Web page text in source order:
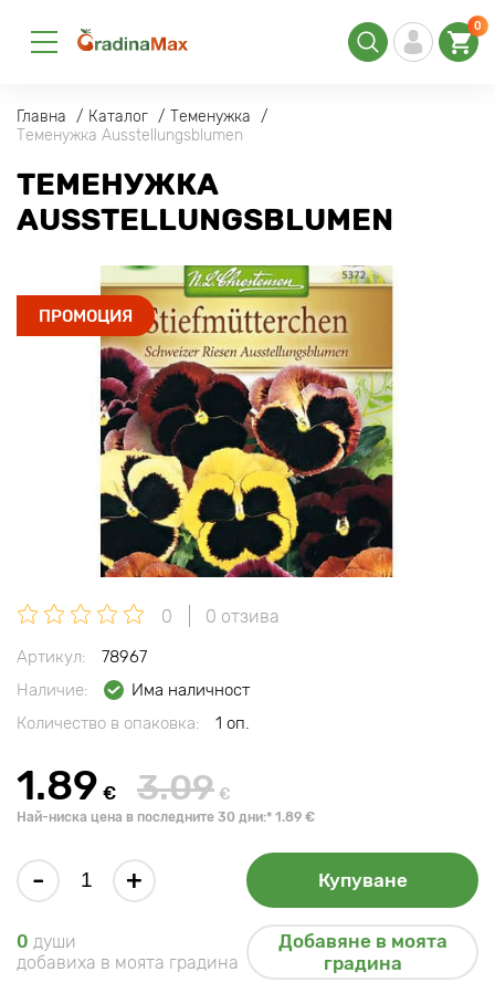
0
Главна Каталог
Теменужка
Теменужка Ausstellungsblumen
ТЕМЕНУЖКА
AUSSTELLUNGSBLUMEN
ПРОМОЦИЯ
0 0 отзива
Артикул:
78967
Наличие:
Има наличност
Количество в опаковка:
1 оп.
1.89 € 3.09 €
Най-ниска цена в последните 30 дни:* 1.89 €
- + Купуване
0 души
добавиха в моята градина
Добавяне в моята
градина